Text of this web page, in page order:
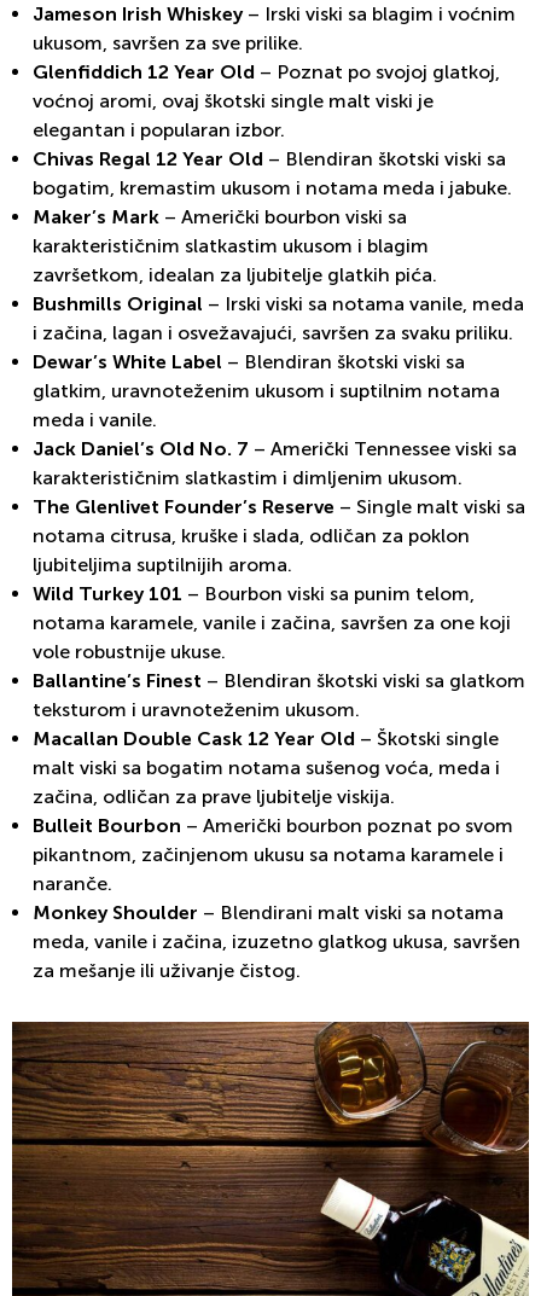
Jameson Irish Whiskey– Irski viski sa blagim i voćnim
ukusom, savršen za sve prilike.
Glenfiddich 12 Year Old – Poznat po svojoj glatkoj,
voćnoj aromi, ovaj škotski single malt viski je
elegantan i popularan izbor.
Chivas Regal 12 Year Old – Blendiran škotski viski sa
bogatim, kremastim ukusom i notama meda i jabuke.
Maker’s Mark – Američki bourbon viski sa
karakterističnim slatkastim ukusom i blagim
završetkom, idealan za ljubitelje glatkih pića.
Bushmills Original – Irski viski sa notama vanile, meda
i začina, lagan i osvežavajući, savršen za svaku priliku.
Dewar’s White Label – Blendiran škotski viski sa
glatkim, uravnoteženim ukusom i suptilnim notama
meda i vanile.
Jack Daniel’s Old No. 7 – Američki Tennessee viski sa
karakterističnim slatkastim i dimljenim ukusom.
The Glenlivet Founder’s Reserve – Single malt viski sa
notama citrusa, kruške i slada, odličan za poklon
ljubiteljima suptilnijih aroma.
Wild Turkey 101 – Bourbon viski sa punim telom,
notama karamele, vanile i začina, savršen za one koji
vole robustnije ukuse.
Ballantine’s Finest – Blendiran škotski viski sa glatkom
teksturom i uravnoteženim ukusom.
Macallan Double Cask 12 Year Old – Škotski single
malt viski sa bogatim notama sušenog voća, meda i
začina, odličan za prave ljubitelje viskija.
Bulleit Bourbon – Američki bourbon poznat po svom
pikantnom, začinjenom ukusu sa notama karamele i
naranče.
Monkey Shoulder – Blendirani malt viski sa notama
meda, vanile i začina, izuzetno glatkog ukusa, savršen
za mešanje ili uživanje čistog.